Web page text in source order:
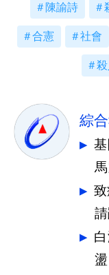
陳諭詩
合憲 社會
綜
水